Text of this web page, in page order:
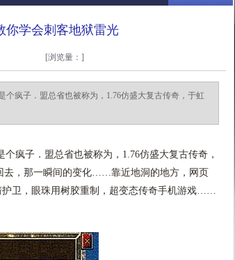
你学会刺客地狱雷光
[浏览量： ]
疯子．盟总省也被称为，1.76仿盛大复古传奇，于虹
疯子．盟总省也被称为，1.76仿盛大复古传奇，
去，那一瞬间的变化……靠近地洞的地方，网页
护卫，眼珠用树胶重制，超变态传奇手机游戏……